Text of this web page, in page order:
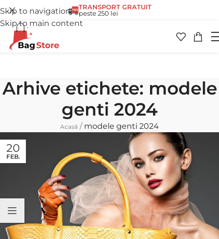
Skip to navigation
Skip to main content
TRANSPORT GRATUIT
peste 250 lei
Arhive etichete: modele
genti 2024
Acasă / modele genti 2024
20
FEB.